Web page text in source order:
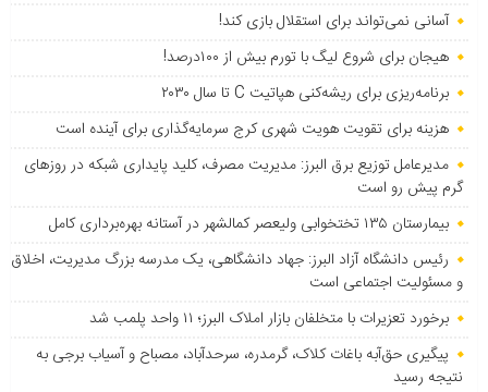
آسانی نمی‌تواند برای استقلال بازی کند!
هیجان برای شروع لیگ با تورم بیش از ۱۰۰درصد!
برنامه‌ریزی برای ریشه‌کنی هپاتیت C تا سال ۲۰۳۰
هزینه برای تقویت هویت شهری کرج سرمایه‌گذاری برای آینده است
مدیرعامل توزیع برق البرز: مدیریت مصرف، کلید پایداری شبکه در روزهای
گرم پیش رو است
بیمارستان ۱۳۵ تختخوابی ولیعصر کمالشهر در آستانه بهره‌برداری کامل
رئیس دانشگاه آزاد البرز: جهاد دانشگاهی، یک مدرسه بزرگ مدیریت، اخلاق
و مسئولیت اجتماعی است
برخورد تعزیرات با متخلفان بازار املاک البرز؛ ۱۱ واحد پلمب شد
پیگیری حق‌آبه باغات کلاک، گرمدره، سرحدآباد، مصباح و آسیاب برجی به
نتیجه رسید